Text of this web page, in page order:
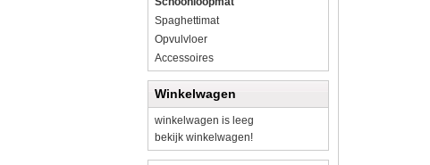
Spaghettimat
Opvulvloer
Accessoires
Winkelwagen
winkelwagen is leeg
bekijk winkelwagen!